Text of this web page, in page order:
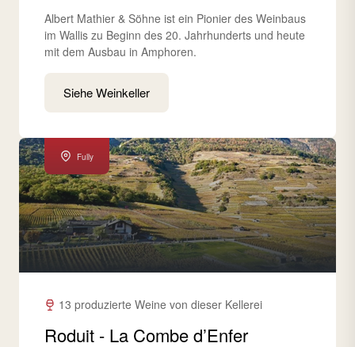
Albert Mathier & Söhne ist ein Pionier des Weinbaus
im Wallis zu Beginn des 20. Jahrhunderts und heute
mit dem Ausbau in Amphoren.
Siehe Weinkeller
Fully
13 produzierte Weine von dieser Kellerei
Roduit - La Combe d’Enfer